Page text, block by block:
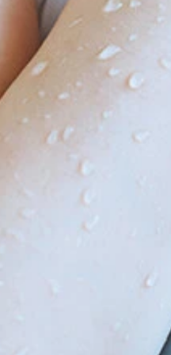
野真央写真集『男ならき
真集『男ならきっと、好